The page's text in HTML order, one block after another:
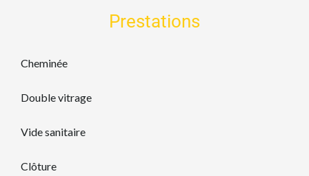
Prestations
Cheminée
Double vitrage
Vide sanitaire
Clôture